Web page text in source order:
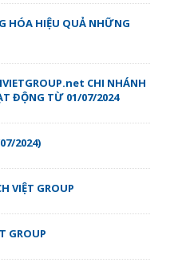
HÓA HIỆU QUẢ NHỮNG
CHI NHÁNH
ĐỘNG TỪ 01/07/2024
2024)
VIỆT GROUP
GROUP